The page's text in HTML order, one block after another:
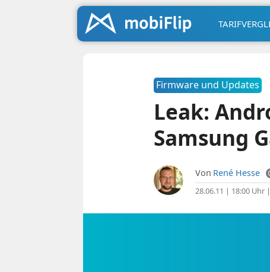
Firmware und Updates
Leak:
Samsung
Von René Hesse
28.06.11 | 18:00 Uhr|